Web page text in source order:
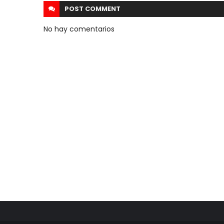
POST COMMENT
No hay comentarios